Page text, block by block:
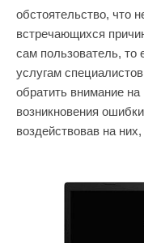
обстоятельство, что
встречающихся
сам пользователь, то
услугам
обратить внимание на
возникновения
воздействовав на